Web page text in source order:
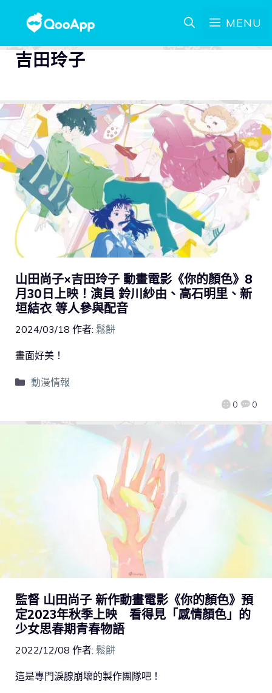
MENU
吉田玲子
山田尚子×吉田玲子 動畫電影《你的顏色》8
月30日上映！演員 鈴川紗由、高石明里、新
垣結衣 等人參與配音
2024/03/18 作者: 鬆餅
0 0
畫面好美！
動漫情報
監督 山田尚子 新作動畫電影《你的顏色》預
定2023年秋季上映 看得見「感情顏色」的
少女思春期青春物語
2022/12/08 作者: 鬆餅
這是專門淚腺崩壞的製作團隊吧！